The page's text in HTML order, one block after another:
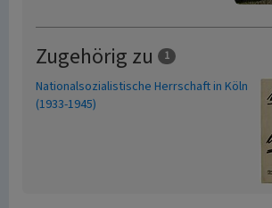
Zugehörig zu 1
Nationalsozialistische Herrschaft in Köln
(1933-1945)